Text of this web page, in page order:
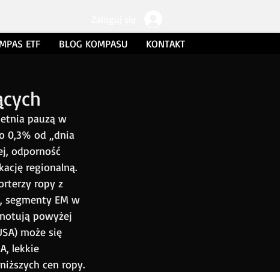
ETF BLOG KOMPASU KONTAKT
pauzą w
0,3% od „dnia
odporność
regionalną.
ropy z
segmenty EM w
powyżej
może się
lekkie
cen ropy.